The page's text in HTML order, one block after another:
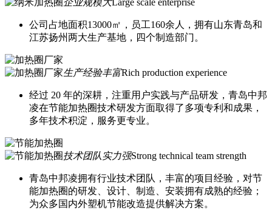
企业规模大Large scale enterprise
公司占地面积13000㎡，员工160余人，拥有山东青岛和
江苏扬州两大生产基地，四个制造部门。
生产经验丰富Rich production experience
经过 20 年的深耕，注重用户实践与产品研发，青岛中邦
凌在节能加热圈技术研发方面取得了多项专利和成果，
多年技术积淀，服务更专业。
技术团队实力强Strong technical team strength
青岛中邦凌拥有行业技术团队，丰富的项目经验，对节
能加热圈的研发、设计、制造、安装拥有成熟的经验；
为众多国内外塑机节能改造提供解决方案。